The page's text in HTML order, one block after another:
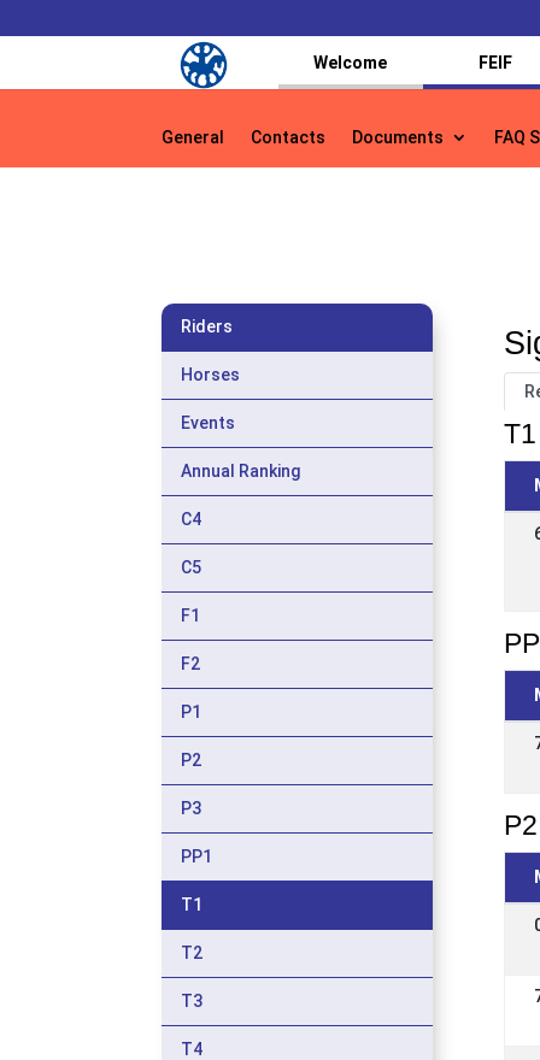
Welcome FEIF
General Contacts Documents FAQ
General Contacts Documents FAQ
Riders
Horses
Events
Annual Ranking
C4
C5
F1
F2
P1
P2
P3
PP1
T1
T2
T3
T4